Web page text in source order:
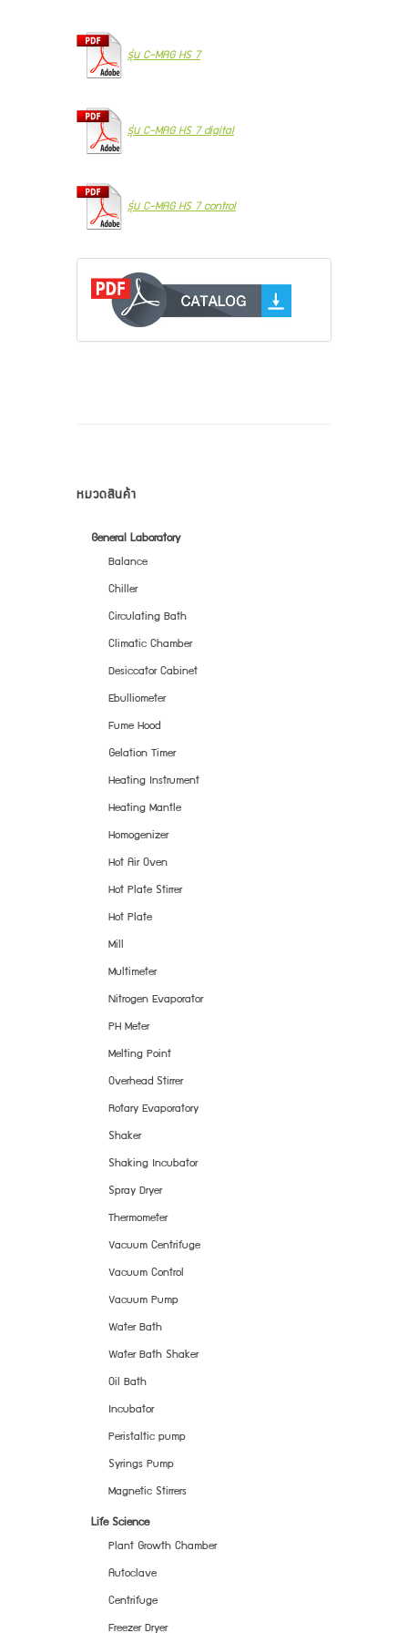
รุ่น C-MAG HS 7
รุ่น C-MAG HS 7 digital
รุ่น C-MAG HS 7 control
หมวดสินค้า
General Laboratory
Balance
Chiller
Circulating Bath
Climatic Chamber
Desiccator Cabinet
Ebulliometer
Fume Hood
Gelation Timer
Heating Instrument
Heating Mantle
Homogenizer
Hot Air Oven
Hot Plate Stirrer
Hot Plate
Mill
Multimeter
Nitrogen Evaporator
PH Meter
Melting Point
Overhead Stirrer
Rotary Evaporatory
Shaker
Shaking Incubator
Spray Dryer
Thermometer
Vacuum Centrifuge
Vacuum Control
Vacuum Pump
Water Bath
Water Bath Shaker
Oil Bath
Incubator
Peristaltic pump
Syrings Pump
Magnetic Stirrers
Life Science
Plant Growth Chamber
Autoclave
Centrifuge
Freezer Dryer